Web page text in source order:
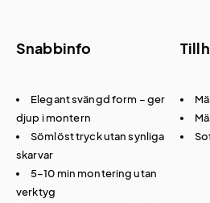
Snabbinfo
Elegant svängd form – ger
djup i montern
Sömlöst tryck utan synliga
skarvar
5–10 min montering utan
verktyg